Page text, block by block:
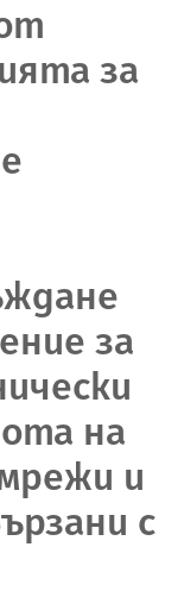
за
за
на
и
с